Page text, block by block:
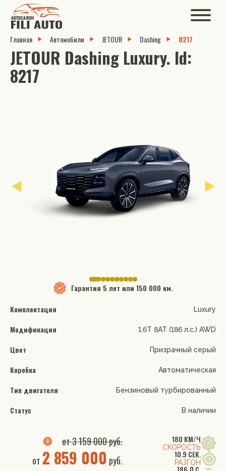
Главная Автомобили JETOUR Dashing 8217
JETOUR Dashing Luxury. Id:
8217
Гарантия 5 лет или 150 000 км.
Комплектация
Luxury
Модификация 1.6T 8AT (186 л.с.) AWD
Цвет Призрачный серый
Коробка Автоматическая
Тип двигателя Бензиновый турбированный
Статус В наличии
180 КМ/Ч
СКОРОСТЬ
10.9 СЕК.
РАЗГОН
от 3 159 000 руб.
от 2 859 000 руб.